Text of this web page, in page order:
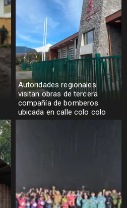
Autoridades regionales
visitan obras de tercera
compañía de bomberos
ubicada en calle colo colo